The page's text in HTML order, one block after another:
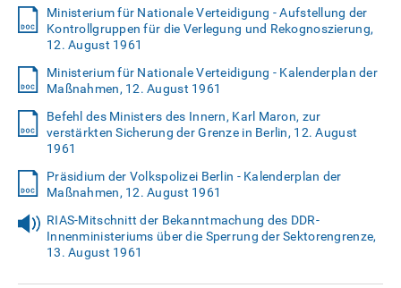
Ministerium für Nationale Verteidigung - Aufstellung der
Kontrollgruppen für die Verlegung und Rekognoszierung,
12. August 1961
Ministerium für Nationale Verteidigung - Kalenderplan der
Maßnahmen, 12. August 1961
Befehl des Ministers des Innern, Karl Maron, zur
verstärkten Sicherung der Grenze in Berlin, 12. August
1961
Präsidium der Volkspolizei Berlin - Kalenderplan der
Maßnahmen, 12. August 1961
RIAS-Mitschnitt der Bekanntmachung des DDR-
Innenministeriums über die Sperrung der Sektorengrenze,
13. August 1961